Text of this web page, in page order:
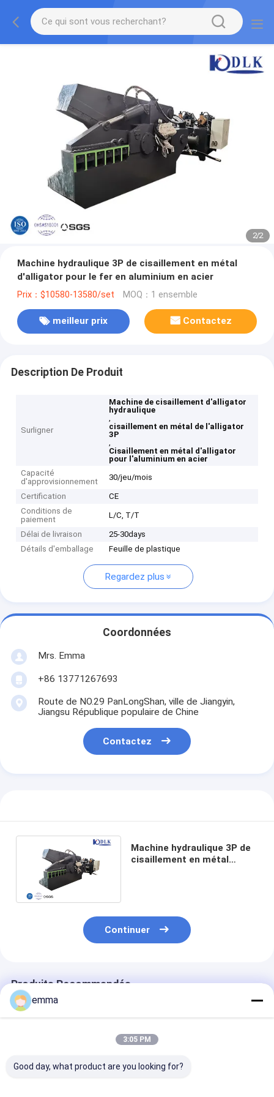
2/2
Machine hydraulique 3P de cisaillement en métal
d'alligator pour le fer en aluminium en acier
Prix：$10580-13580/set MOQ：1 ensemble
meilleur prix Contactez
Description De Produit
Surligner
Machine de cisaillement d'alligator
hydraulique
,
cisaillement en métal de l'alligator
3P
,
Cisaillement en métal d'alligator
pour l'aluminium en acier
Capacité
d'approvisionnement
30/jeu/mois
Certification
CE
Conditions de
paiement
L/C, T/T
Délai de livraison
25-30days
Détails d'emballage
Feuille de plastique
Regardez plus
Coordonnées
Mrs. Emma
+86 13771267693
Route de NO.29 PanLongShan, ville de Jiangyin,
Jiangsu République populaire de Chine
Contactez
Machine hydraulique 3P de
cisaillement en métal
Continuer
Produits Recommandés
emma
3:05 PM
Good day, what product are you looking for?